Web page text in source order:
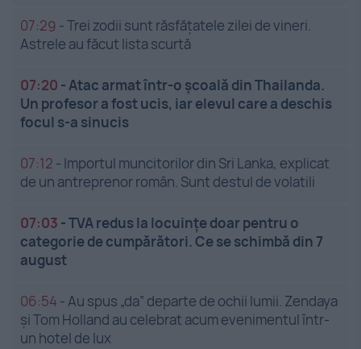
07:29 -Trei zodii sunt răsfățatele zilei de vineri.
Astrele au făcut lista scurtă
07:20 -Atac armat într-o școală din Thailanda.
Un profesor a fost ucis, iar elevul care a deschis
focul s-a sinucis
07:12 - Importul muncitorilor din Sri Lanka, explicat
de un antreprenor român. Sunt destul de volatili
07:03 -TVA redus la locuințe doar pentru o
categorie de cumpărători. Ce se schimbă din 7
august
06:54 -Au spus „da” departe de ochii lumii. Zendaya
și Tom Holland au celebrat acum evenimentul într-
un hotel de lux